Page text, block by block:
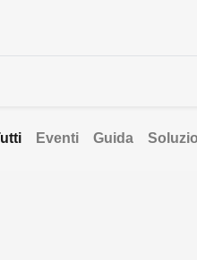
Eventi Guida